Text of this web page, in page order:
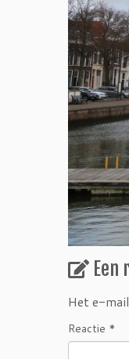
Het e-
Reactie *